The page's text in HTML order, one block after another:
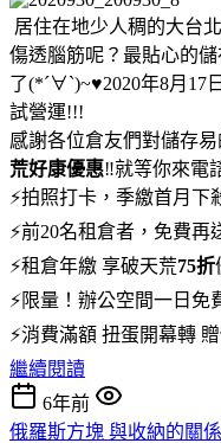
居住在地少人稠的大台
傷透腦筋呢？最貼心的
了(*´∀`)~♥2020年8月17
試營運!!!
感謝各位倉友們對儲存
荒好康優惠‼️就等你來電
⚡拍照打卡，季繳首月下
⚡前20名租倉者，免費再
⚡租倉年繳 享破天荒75折
⚡限量！辦公空間一日免
⚡消費滿額 扭蛋開幕轉
繼續閱讀
6年前
俄羅斯方塊 與收納的關